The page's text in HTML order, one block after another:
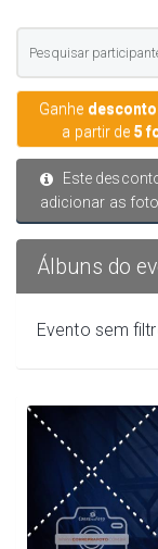
Ganhe desconto
a partir de 5
Este
adicionar as
Álbuns do
Evento sem